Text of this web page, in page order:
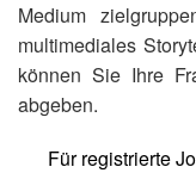
Medium
multimediales
können Sie Ihre
abgeben.
Für registrierte